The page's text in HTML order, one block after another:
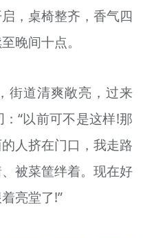
，桌椅整齐，香气四
晚间十点。
街道清爽敞亮，过来
“以前可不是这样!那
人挤在门口，我走路
被菜筐绊着。现在好
亮堂了!”